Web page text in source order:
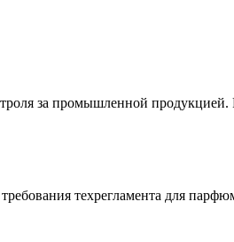
за промышленной продукцией.
техрегламента для